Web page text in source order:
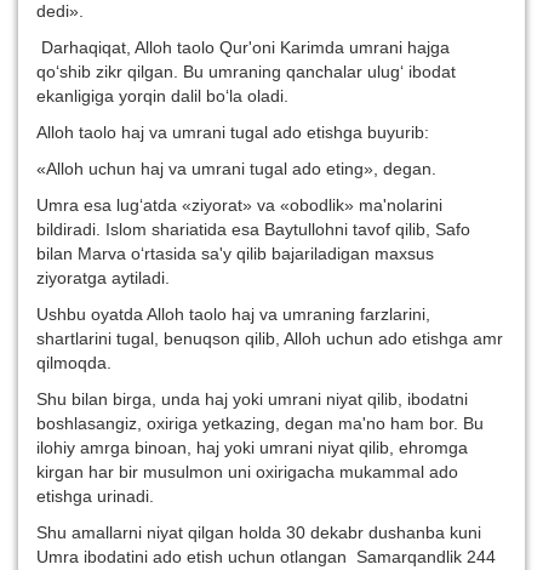
dedi».
Darhaqiqat, Alloh taolo Qur'oni Karimda umrani hajga
qo‘shib zikr qilgan. Bu umraning qanchalar ulug‘ ibodat
ekanligiga yorqin dalil bo‘la oladi.
Alloh taolo haj va umrani tugal ado etishga buyurib:
«Alloh uchun haj va umrani tugal ado eting», degan.
Umra esa lug‘atda «ziyorat» va «obodlik» ma'nolarini
bildiradi. Islom shariatida esa Baytullohni tavof qilib, Safo
bilan Marva o‘rtasida sa'y qilib bajariladigan maxsus
ziyoratga aytiladi.
Ushbu oyatda Alloh taolo haj va umraning farzlarini,
shartlarini tugal, benuqson qilib, Alloh uchun ado etishga amr
qilmoqda.
Shu bilan birga, unda haj yoki umrani niyat qilib, ibodatni
boshlasangiz, oxiriga yetkazing, degan ma'no ham bor. Bu
ilohiy amrga binoan, haj yoki umrani niyat qilib, ehromga
kirgan har bir musulmon uni oxirigacha mukammal ado
etishga urinadi.
Shu amallarni niyat qilgan holda 30 dekabr dushanba kuni
Umra ibodatini ado etish uchun otlangan Samarqandlik 244